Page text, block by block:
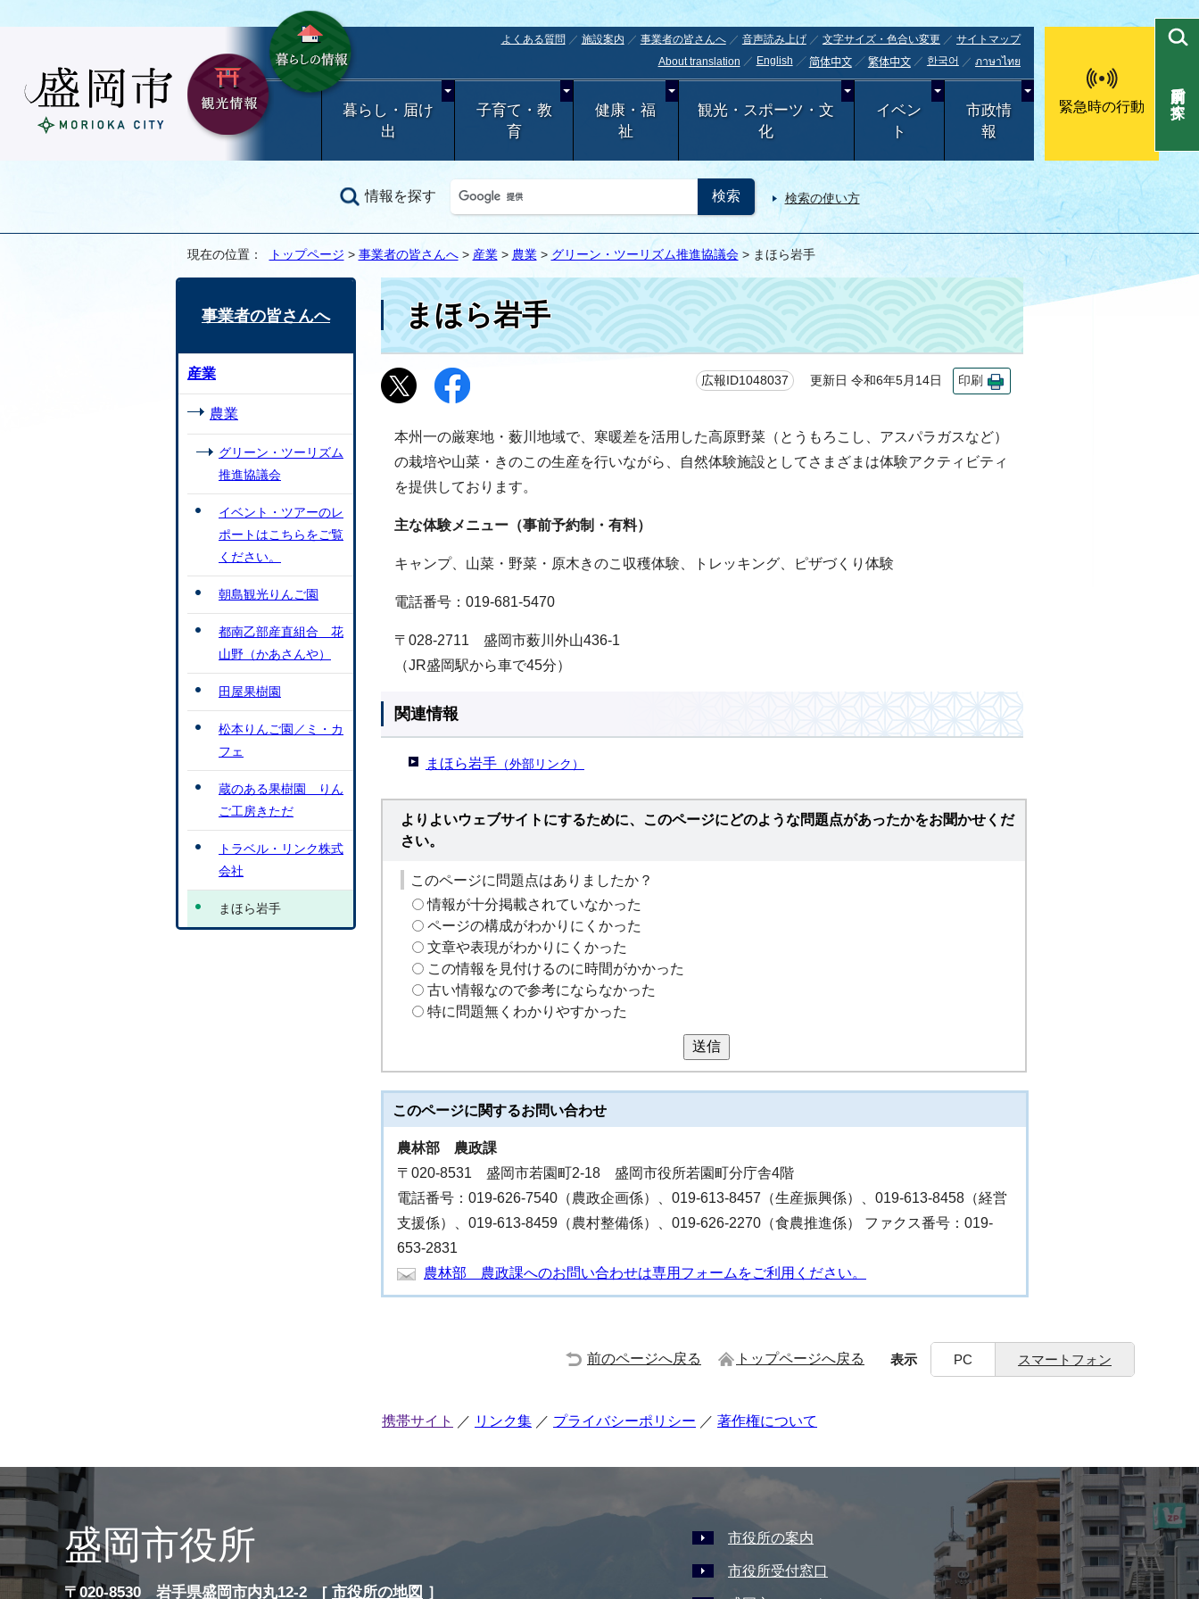
よくある質問 施設案内 事業者の皆さんへ 音声読み上げ 文字サイズ・色合い変更
サイトマップ
About translation
English 简体中文 繁体中文 한국어 ภาษาไทย
暮らし・届け
出
子育て・教
育
健康・福
祉
観光・スポーツ・文
化
イベン
ト
市政情
報
緊急時の行動
情報を探す 検索の使い方
目的別で探す
現在の位置： トップページ > 事業者の皆さんへ> 産業> 農業> グリーン・ツーリズム推進協議会> まほら岩手
まほら岩手
広報ID1048037 更新日 令和6年5月14日 印刷
本州一の厳寒地・薮川地域で、寒暖差を活用した高原野菜（とうもろこし、アスパラガスなど）
の栽培や山菜・きのこの生産を行いながら、自然体験施設としてさまざまは体験アクティビティ
を提供しております。
主な体験メニュー（事前予約制・有料）
キャンプ、山菜・野菜・原木きのこ収穫体験、トレッキング、ピザづくり体験
電話番号：019-681-5470
〒028-2711 盛岡市薮川外山436-1
（JR盛岡駅から車で45分）
関連情報
まほら岩手 （外部リンク）
よりよいウェブサイトにするために、このページにどのような問題点があったかをお聞かせくだ
さい。
このページに問題点はありましたか？
情報が十分掲載されていなかった
ページの構成がわかりにくかった
文章や表現がわかりにくかった
この情報を見付けるのに時間がかかった
古い情報なので参考にならなかった
特に問題無くわかりやすかった
送信
このページに関するお問い合わせ
農林部 農政課
〒020-8531 盛岡市若園町2-18 盛岡市役所若園町分庁舎4階
電話番号：019-626-7540（農政企画係）、019-613-8457（生産振興係）、019-613-8458（経営
支援係）、019-613-8459（農村整備係）、019-626-2270（食農推進係） ファクス番号：019-
653-2831
農林部 農政課へのお問い合わせは専用フォームをご利用ください。
事業者の皆さんへ
産業
農業
グリーン・ツーリズム
推進協議会
イベント・ツアーのレ
ポートはこちらをご覧
ください。
朝島観光りんご園
都南乙部産直組合 花
山野（かあさんや）
田屋果樹園
松本りんご園／ミ・カ
フェ
蔵のある果樹園 りん
ご工房きただ
トラベル・リンク株式
会社
まほら岩手
前のページへ戻る トップページへ戻る 表示 PC スマートフォン
携帯サイト リンク集 プライバシーポリシー 著作権について
盛岡市役所
〒020-8530 岩手県盛岡市内丸12-2 [ 市役所の地図 ］
市役所の案内
市役所受付窓口